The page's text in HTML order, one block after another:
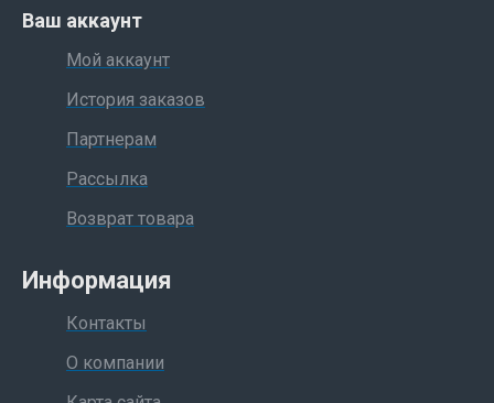
Ваш аккаунт
Мой аккаунт
История заказов
Партнерам
Рассылка
Возврат товара
Информация
Контакты
О компании